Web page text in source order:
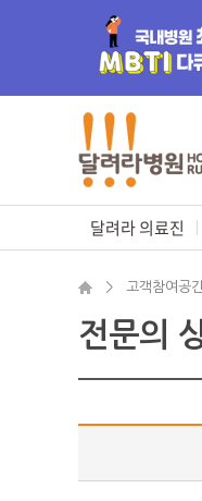
달려라 의료진
> 고객참여공
전문의